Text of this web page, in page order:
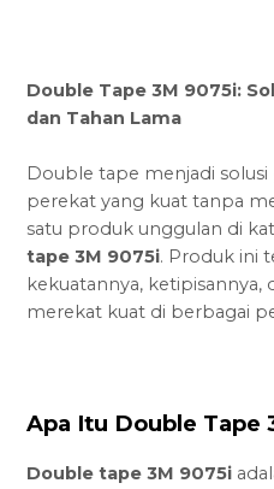
Double Tape 3M 9075i:
dan Tahan Lama
Double tape menjadi
perekat yang kuat tanpa
satu produk unggulan di
tape 3M 9075i. Produk ini
kekuatannya,
merekat kuat di berbagai
Apa Itu Double Tape
Double tape 3M 9075i